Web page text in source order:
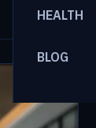
HEALTH
BLOG